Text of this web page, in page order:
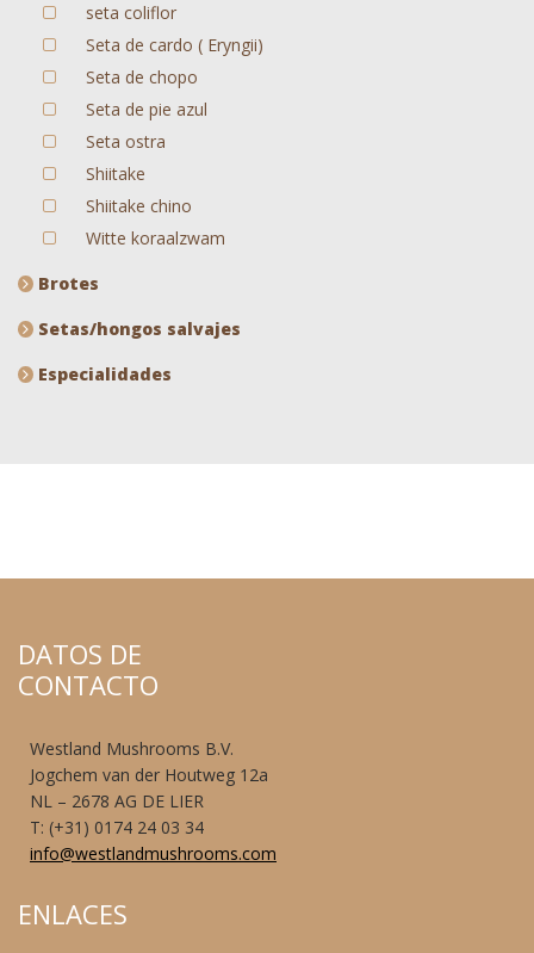
seta coliflor
Seta de cardo ( Eryngii)
Seta de chopo
Seta de pie azul
Seta ostra
Shiitake
Shiitake chino
Witte koraalzwam
Brotes
Setas/hongos salvajes
Especialidades
DATOS DE
CONTACTO
Westland Mushrooms B.V.
Jogchem van der Houtweg 12a
NL – 2678 AG DE LIER
T: (+31) 0174 24 03 34
info@westlandmushrooms.com
ENLACES